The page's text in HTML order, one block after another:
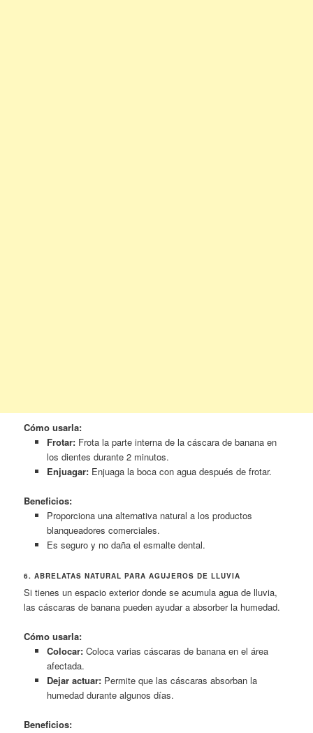
Cómo usarla:
Frotar:Frota la parte interna de la cáscara de banana en
los dientes durante 2 minutos.
Enjuagar:Enjuaga la boca con agua después de frotar.
Beneficios:
Proporciona una alternativa natural a los productos
blanqueadores comerciales.
Es seguro y no daña el esmalte dental.
6. ABRELATAS NATURAL PARA AGUJEROS DE LLUVIA
Si tienes un espacio exterior donde se acumula agua de lluvia,
las cáscaras de banana pueden ayudar a absorber la humedad.
Cómo usarla:
Colocar:Coloca varias cáscaras de banana en el área
afectada.
Dejar actuar:Permite que las cáscaras absorban la
humedad durante algunos días.
Beneficios: